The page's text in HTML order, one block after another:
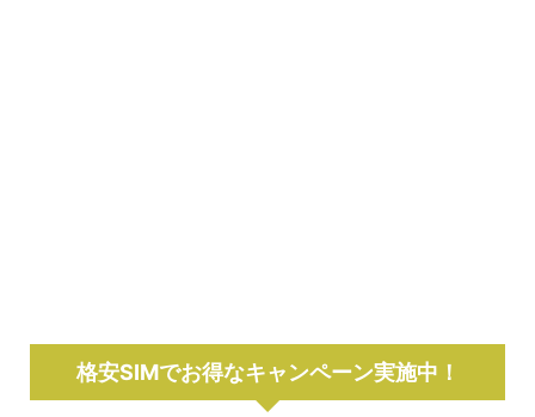
格安SIMでお得なキャンペーン実施中！